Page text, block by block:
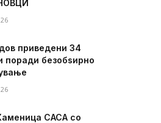
приведени 34
поради безобѕирно
САСА со